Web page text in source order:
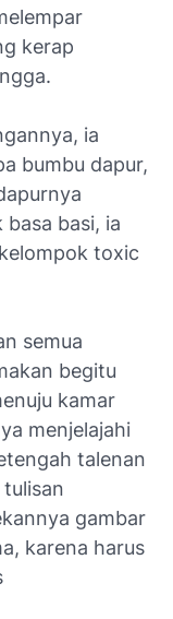
kerap
ia
bumbu dapur,
basi, ia
toxic
semua
begitu
kamar
menjelajahi
talenan
gambar
karena harus